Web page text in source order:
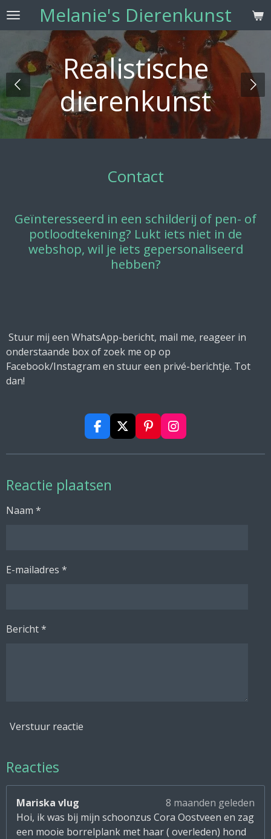
Ga
hoofdinhoud
Melanie's Dierenkunst
Realistische
dierenkunst
Contact
Geïnteresseerd in een schilderij of pen- of
potloodtekening? Lukt iets niet in de
webshop, wil je iets gepersonaliseerd
hebben?
Stuur mij een WhatsApp-bericht, mail me, reageer in
onderstaande box of zoek me op op
Facebook/Instagram en stuur een privé-berichtje. Tot
dan!
F
a
c
o
X
P
i
n
I
n
s
Reactie plaatsen
Naam *
E-mailadres *
Bericht *
Verstuur reactie
Reacties
Mariska vlug
8 maanden geleden
Hoi, ik was bij mijn schoonzus Cora Oostveen en zag
een mooie borrelplank met haar ( overleden) hond